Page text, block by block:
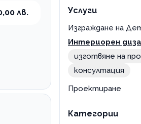
лв. Услуги
Изграждане на
проектиране и
Интериорен
изготвяне на
консултация
Проектиране
Категории